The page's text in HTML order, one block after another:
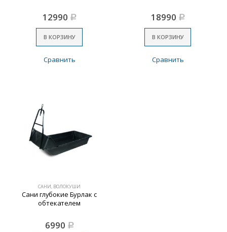
12990 Р
В КОРЗИНУ
Сравнить
18990 Р
В КОРЗИНУ
Сравнить
САНИ, ВОЛОКУШИ
Сани глубокие Бурлак с
обтекателем
6990 Р